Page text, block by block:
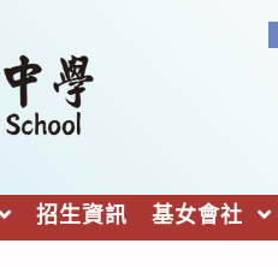
招生資訊 基女會社